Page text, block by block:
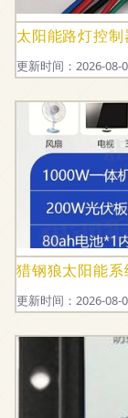
太阳能路灯控制
更新时间：2026-08-
猎钢狼太阳能
更新时间：2026-08-